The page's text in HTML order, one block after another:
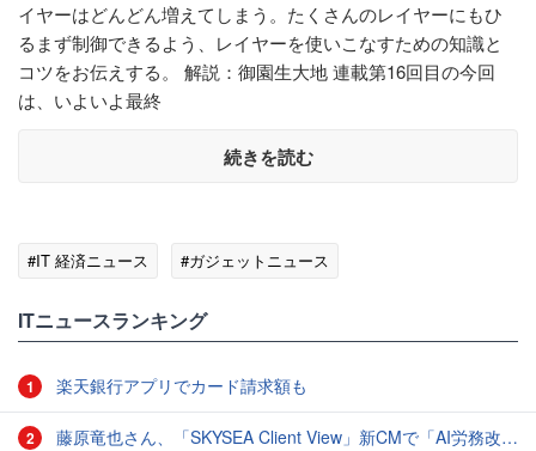
イヤーはどんどん増えてしまう。たくさんのレイヤーにもひ
るまず制御できるよう、レイヤーを使いこなすための知識と
コツをお伝えする。 解説：御園生大地 連載第16回目の今回
は、いよいよ最終
続きを読む
#IT 経済ニュース #ガジェットニュース
ITニュースランキング
1 楽天銀行アプリでカード請求額も
2 藤原竜也さん、「SKYSEA Client View」新CMで「AI労務改善」をアピール 働き方をAIが分析したら「すぐに休んで」と言われる？